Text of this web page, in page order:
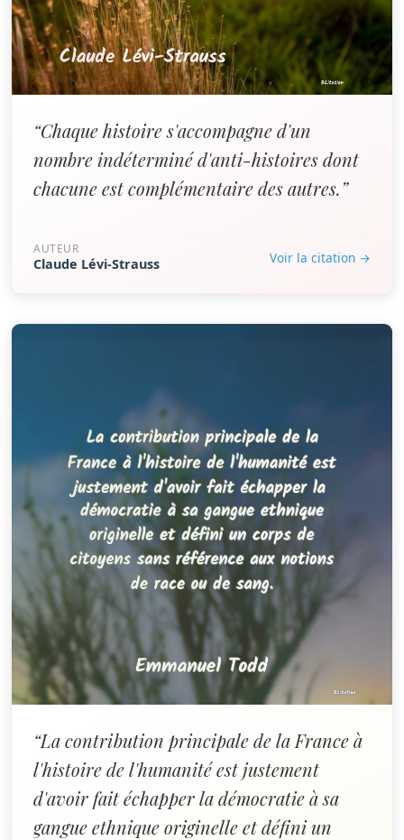
“Chaque histoire s'accompagne d'un
nombre indéterminé d'anti-histoires dont
chacune est complémentaire des autres.”
AUTEUR
Claude Lévi-Strauss Voir la citation →
“La contribution principale de la France à
l'histoire de l'humanité est justement
d'avoir fait échapper la démocratie à sa
gangue ethnique originelle et défini un